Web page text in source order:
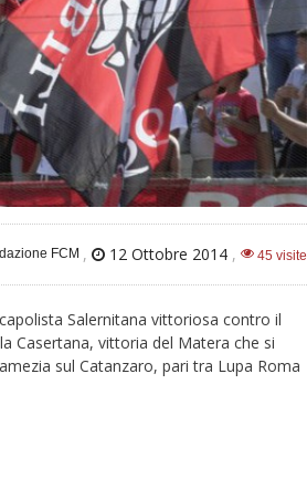
FCM , 12 Ottobre 2014 , 45 visite
Salernitana vittoriosa contro il
Casertana, vittoria del Matera che si
sul Catanzaro, pari tra Lupa Roma